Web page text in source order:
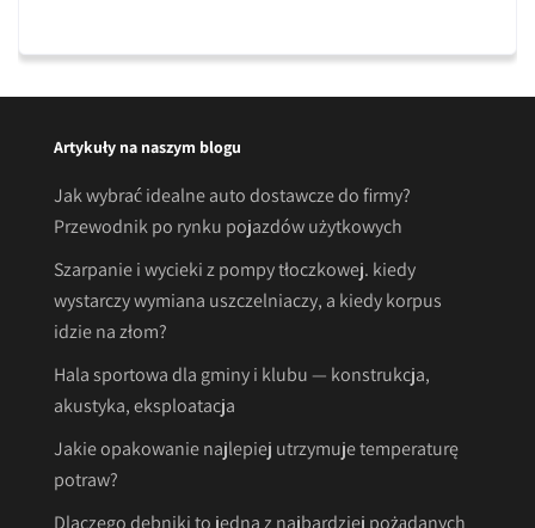
Artykuły na naszym blogu
Jak wybrać idealne auto dostawcze do firmy?
Przewodnik po rynku pojazdów użytkowych
Szarpanie i wycieki z pompy tłoczkowej. kiedy
wystarczy wymiana uszczelniaczy, a kiedy korpus
idzie na złom?
Hala sportowa dla gminy i klubu — konstrukcja,
akustyka, eksploatacja
Jakie opakowanie najlepiej utrzymuje temperaturę
potraw?
Dlaczego dębniki to jedna z najbardziej pożądanych